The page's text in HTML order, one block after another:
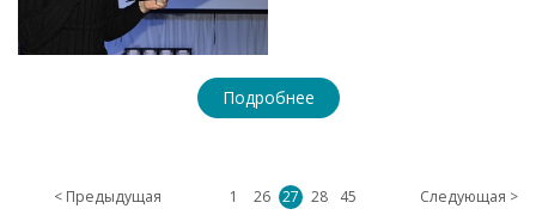
Подробнее
< Предыдущая 1 26 27 28 45 Следующая >